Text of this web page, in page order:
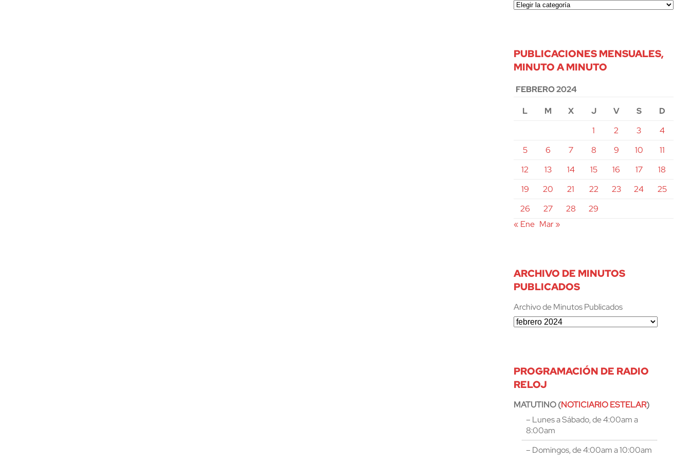
PUBLICACIONES MENSUALES,
MINUTO A MINUTO
FEBRERO 2024
L
M X J V S
D
1
2 3
4
5
6 7 8 9 10
11
12
13 14 15 16 17
18
19
20 21 22 23 24
25
26
27 28
29
« Ene Mar »
ARCHIVO DE MINUTOS
PUBLICADOS
Archivo de Minutos Publicados
PROGRAMACIÓN DE RADIO
RELOJ
MATUTINO (NOTICIARIO ESTELAR)
– Lunes a Sábado, de 4:00am a
8:00am
– Domingos, de 4:00am a 10:00am